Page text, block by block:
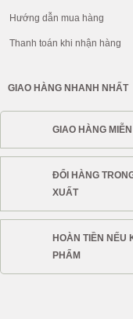
Hướng dẫn mua hàng
Thanh toán khi nhận hàng
GIAO HÀNG NHANH NHẤT
GIAO HÀNG
ĐỔI HÀNG
XUẤT
HOÀN TIỀN NẾU
PHẨM